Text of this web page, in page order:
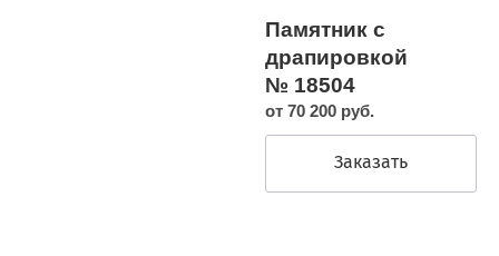
Памятник с
драпировкой
№ 18504
от 70 200 руб.
Заказать